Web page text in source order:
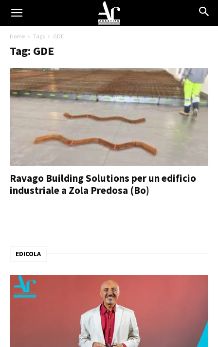
Home Tags GDE
Tag: GDE
Ravago Building Solutions per un edificio
industriale a Zola Predosa (Bo)
EDICOLA